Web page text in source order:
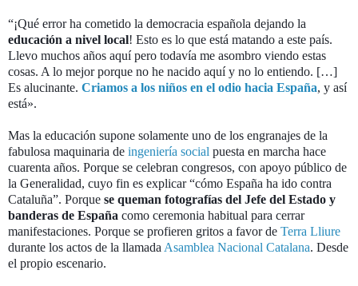
“¡Qué error ha cometido la democracia española dejando la
educación a nivel local! Esto es lo que está matando a este país.
Llevo muchos años aquí pero todavía me asombro viendo estas
cosas. A lo mejor porque no he nacido aquí y no lo entiendo. […]
Es alucinante. Criamos a los niños en el odio hacia España, y así
está».
Mas la educación supone solamente uno de los engranajes de la
fabulosa maquinaria de ingeniería social puesta en marcha hace
cuarenta años. Porque se celebran congresos, con apoyo público de
la Generalidad, cuyo fin es explicar “cómo España ha ido contra
Cataluña”. Porque se queman fotografías del Jefe del Estado y
banderas de España como ceremonia habitual para cerrar
manifestaciones. Porque se profieren gritos a favor de Terra Lliure
durante los actos de la llamada Asamblea Nacional Catalana. Desde
el propio escenario.